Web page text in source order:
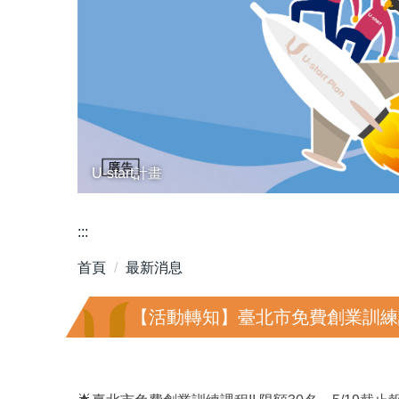
U-start計畫
:::
首頁 最新消息
【活動轉知】臺北市免費創業訓